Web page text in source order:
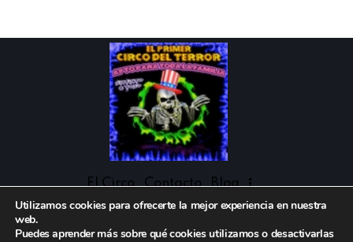
El Circo Contacto Blog
Utilizamos cookies para ofrecerte la mejor experiencia en nuestra
web.
Puedes aprender más sobre qué cookies utilizamos o desactivarlas